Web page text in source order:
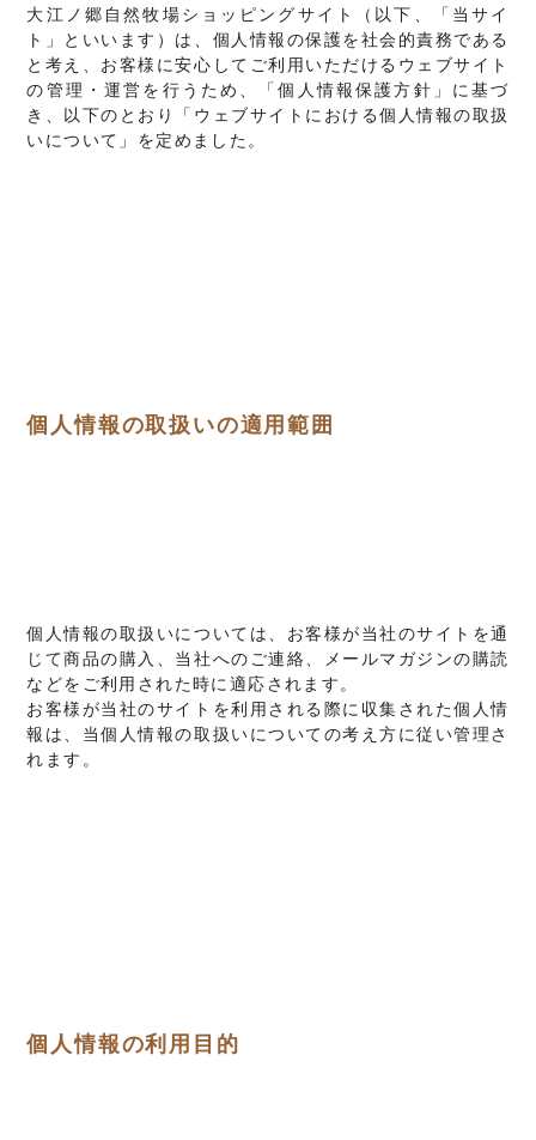
大江ノ郷自然牧場ショッピングサイト（以下、「当サイ
ト」といいます）は、個人情報の保護を社会的責務である
と考え、お客様に安心してご利用いただけるウェブサイト
の管理・運営を行うため、「個人情報保護方針」に基づ
き、以下のとおり「ウェブサイトにおける個人情報の取扱
いについて」を定めました。
個人情報の取扱いの適用範囲
個人情報の取扱いについては、お客様が当社のサイトを通
じて商品の購入、当社へのご連絡、メールマガジンの購読
などをご利用された時に適応されます。
お客様が当社のサイトを利用される際に収集された個人情
報は、当個人情報の取扱いについての考え方に従い管理さ
れます。
個人情報の利用目的